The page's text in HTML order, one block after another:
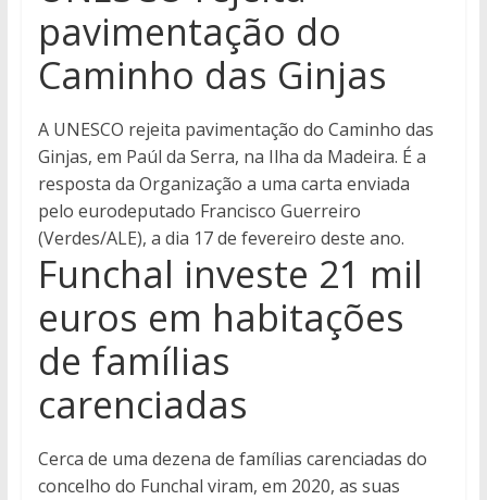
pavimentação do
Caminho das Ginjas
A UNESCO rejeita pavimentação do Caminho das
Ginjas, em Paúl da Serra, na Ilha da Madeira. É a
resposta da Organização a uma carta enviada
pelo eurodeputado Francisco Guerreiro
(Verdes/ALE), a dia 17 de fevereiro deste ano.
Funchal investe 21 mil
euros em habitações
de famílias
carenciadas
Cerca de uma dezena de famílias carenciadas do
concelho do Funchal viram, em 2020, as suas